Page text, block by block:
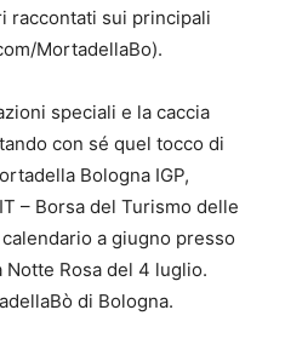
raccontati sui principali
MortadellaBo).
speciali e la caccia
con sé quel tocco di
Bologna IGP,
– Borsa del Turismo delle
a giugno presso
Notte Rosa del 4 luglio.
di Bologna.